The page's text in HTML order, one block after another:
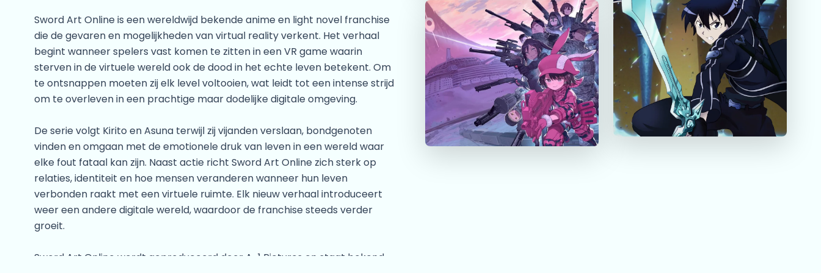
Sword Art Online is een wereldwijd bekende anime en light novel franchise
die de gevaren en mogelijkheden van virtual reality verkent. Het verhaal
begint wanneer spelers vast komen te zitten in een VR game waarin
sterven in de virtuele wereld ook de dood in het echte leven betekent. Om
te ontsnappen moeten zij elk level voltooien, wat leidt tot een intense strijd
om te overleven in een prachtige maar dodelijke digitale omgeving.
De serie volgt Kirito en Asuna terwijl zij vijanden verslaan, bondgenoten
vinden en omgaan met de emotionele druk van leven in een wereld waar
elke fout fataal kan zijn. Naast actie richt Sword Art Online zich sterk op
relaties, identiteit en hoe mensen veranderen wanneer hun leven
verbonden raakt met een virtuele ruimte. Elk nieuw verhaal introduceert
weer een andere digitale wereld, waardoor de franchise steeds verder
groeit.
Sword Art Online wordt geproduceerd door A-1 Pictures en staat bekend